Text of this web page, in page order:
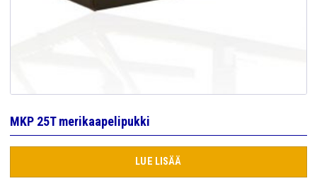
MKP 25T merikaapelipukki
LUE LISÄÄ